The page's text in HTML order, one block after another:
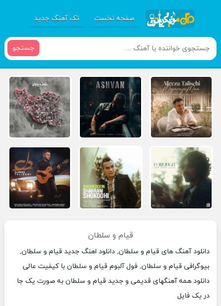
صفحه نخست تک آهنگ جدید
جستجو
قیام و سلطان
دانلود آهنگ های قیام و سلطان, دانلود اهنگ جدید قیام و سلطان,
بیوگرافی قیام و سلطان, فول آلبوم قیام و سلطان با کیفیت عالی
دانلود همه آهنگهای قدیمی و جدید قیام و سلطان به صورت یک جا
در یک فایل